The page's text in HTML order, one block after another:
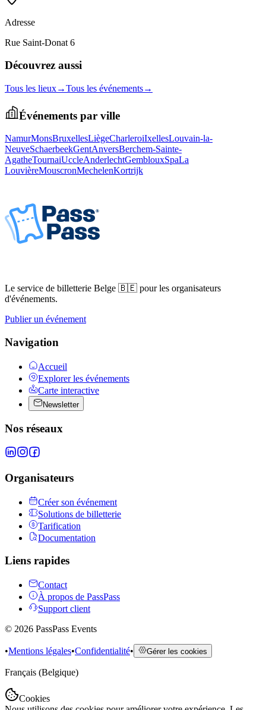
Adresse
Rue Saint-Donat 6
Découvrez aussi
Tous les lieux→Tous les événements→
Événements par ville
NamurMonsBruxellesLiègeCharleroiIxellesLouvain-la-
NeuveSchaerbeekGentAnversBerchem-Sainte-
AgatheTournaiUccleAnderlechtGemblouxSpaLa
LouvièreMouscronMechelenKortrijk
Le service de billetterie Belge 🇧🇪 pour les organisateurs
d'événements.
Publier un événement
Navigation
Accueil
Explorer les événements
Carte interactive
Newsletter
Nos réseaux
Organisateurs
Créer son événement
Solutions de billetterie
Tarification
Documentation
Liens rapides
Contact
À propos de PassPass
Support client
© 2026 PassPass Events
•Mentions légales•Confidentialité• Gérer les cookies
Français (Belgique)
Cookies